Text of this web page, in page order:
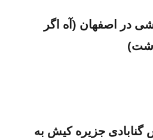
در اصفهان (آه اگر
گنابادی جزیره کیش به